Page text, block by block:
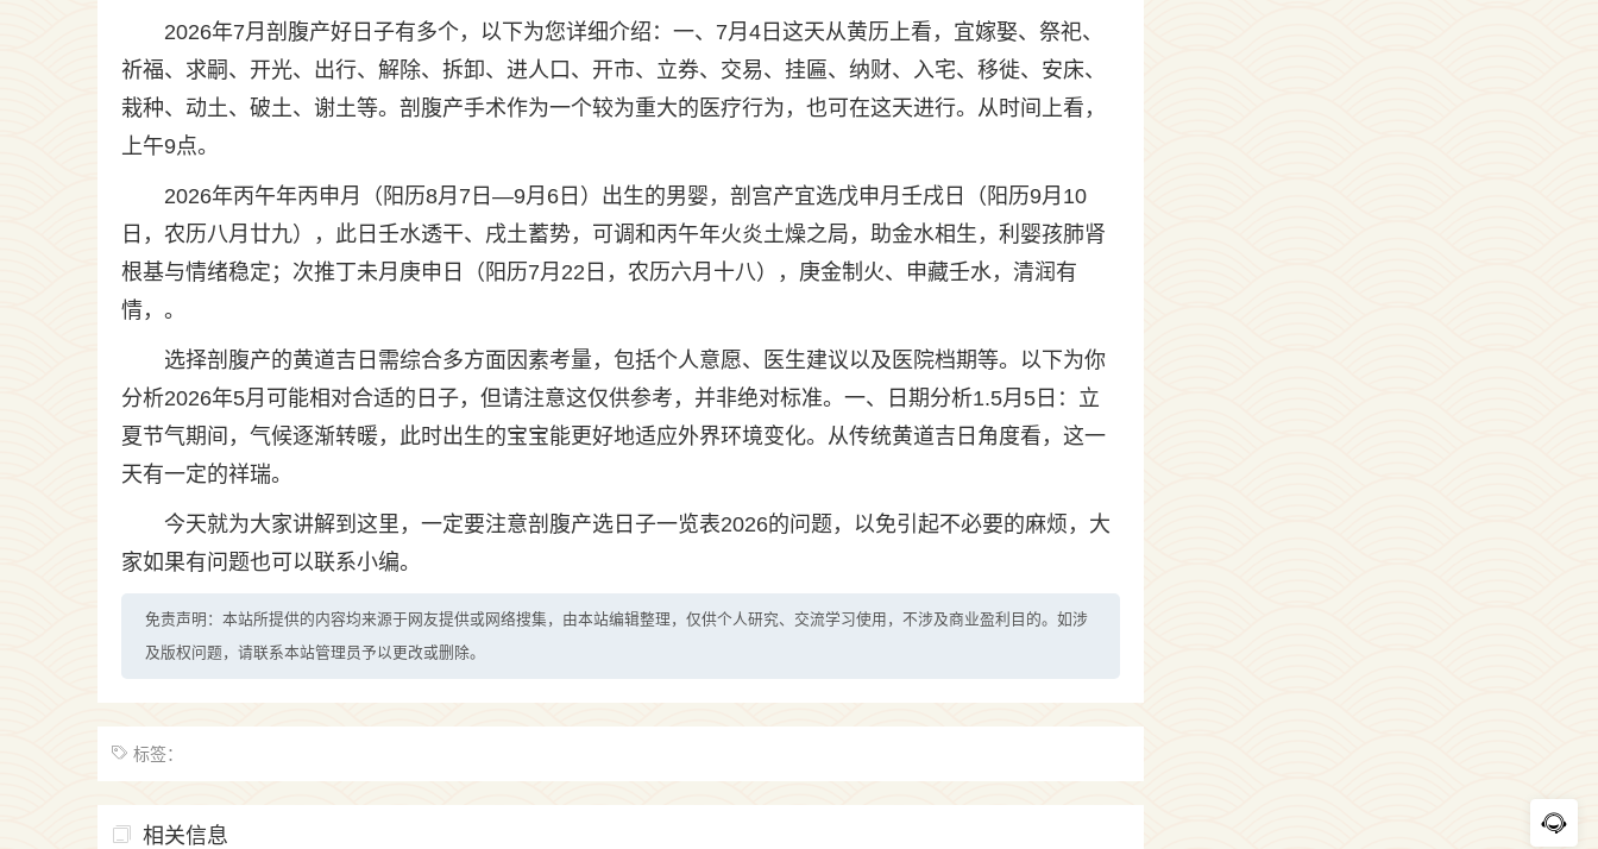
2026年7月剖腹产好日子有多个，以下为您详细介绍：一、7月4日这天从黄历上看，宜嫁娶、祭祀、
祈福、求嗣、开光、出行、解除、拆卸、进人口、开市、立券、交易、挂匾、纳财、入宅、移徙、安床、
栽种、动土、破土、谢土等。剖腹产手术作为一个较为重大的医疗行为，也可在这天进行。从时间上看，
上午9点。
2026年丙午年丙申月（阳历8月7日—9月6日）出生的男婴，剖宫产宜选戊申月壬戌日（阳历9月10
日，农历八月廿九），此日壬水透干、戌土蓄势，可调和丙午年火炎土燥之局，助金水相生，利婴孩肺肾
根基与情绪稳定；次推丁未月庚申日（阳历7月22日，农历六月十八），庚金制火、申藏壬水，清润有
情，。
选择剖腹产的黄道吉日需综合多方面因素考量，包括个人意愿、医生建议以及医院档期等。以下为你
分析2026年5月可能相对合适的日子，但请注意这仅供参考，并非绝对标准。一、日期分析1.5月5日：立
夏节气期间，气候逐渐转暖，此时出生的宝宝能更好地适应外界环境变化。从传统黄道吉日角度看，这一
天有一定的祥瑞。
今天就为大家讲解到这里，一定要注意剖腹产选日子一览表2026的问题，以免引起不必要的麻烦，大
家如果有问题也可以联系小编。
免责声明：本站所提供的内容均来源于网友提供或网络搜集，由本站编辑整理，仅供个人研究、交流学习使用，不涉及商业盈利目的。如涉
及版权问题，请联系本站管理员予以更改或删除。
标签：
相关信息